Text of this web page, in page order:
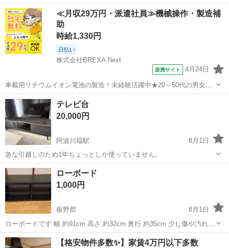
的には美品です。
徳島 徳島市 阿波富田駅 収納家具
≪月収29万円・派遣社員≫機械操作・製造補
助
時給1,330円
日払い
株式会社BREXA Next
提携サイト 4月24日
車載用リチウムイオン電池の製造！未経験活躍中★20～50代の男女活
躍中！寮費無料★備品付き1R寮完備！自宅からマイカー通勤OK！無料
駐車場完備◎正社員登用制度あり！《徳島県板野郡松茂町》 人気の工
場のお仕事 ◇車載用リチウ...
徳島 その他
テレビ台
20,000円
阿波川端駅
8月1日
急な引越しのため1年ちょっとしか使っていません。
徳島 板野郡 阿波川端駅
ローボード
1,000円
板野郡
8月1日
ローボードです 幅 約91cm 高さ 約32cm 奥行 約35cm 少し傷や汚れが
あります よろしくお願いいたします
徳島 板野郡 収納家具
【格安物件多数✨】家賃4万円以下多数